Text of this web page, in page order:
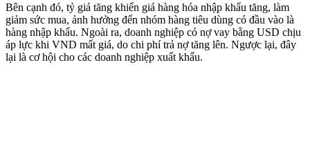
Bên cạnh đó, tỷ giá tăng khiến giá hàng hóa nhập khẩu tăng, làm
giảm sức mua, ảnh hưởng đến nhóm hàng tiêu dùng có đầu vào là
hàng nhập khẩu. Ngoài ra, doanh nghiệp có nợ vay bằng USD chịu
áp lực khi VND mất giá, do chi phí trả nợ tăng lên. Ngược lại, đây
lại là cơ hội cho các doanh nghiệp xuất khẩu.